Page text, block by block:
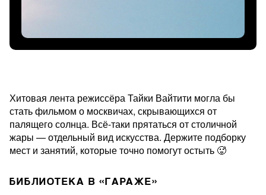
Хитовая лента режиссёра Тайки Вайтити могла бы
стать фильмом о москвичах, скрывающихся от
палящего солнца. Всё-таки прятаться от столичной
жары — отдельный вид искусства. Держите подборку
мест и занятий, которые точно помогут остыть 🥵
БИБЛИОТЕКА В «ГАРАЖЕ»